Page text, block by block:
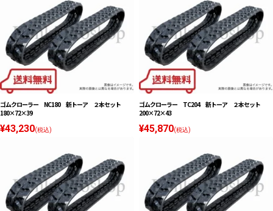
ゴムクローラー NC180 新トーア ２本セット
180×72×39
¥43,230(税込)
ゴムクローラー TC204 新トーア ２本セット
200×72×43
¥45,870(税込)